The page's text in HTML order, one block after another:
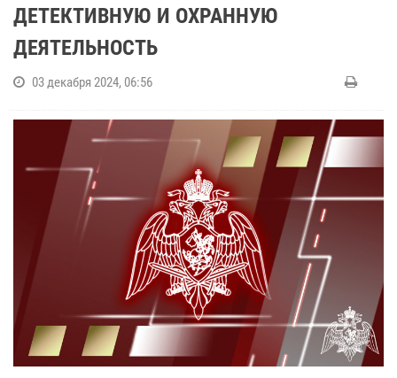
ДЕТЕКТИВНУЮ И ОХРАННУЮ
ДЕЯТЕЛЬНОСТЬ
03 декабря 2024, 06:56